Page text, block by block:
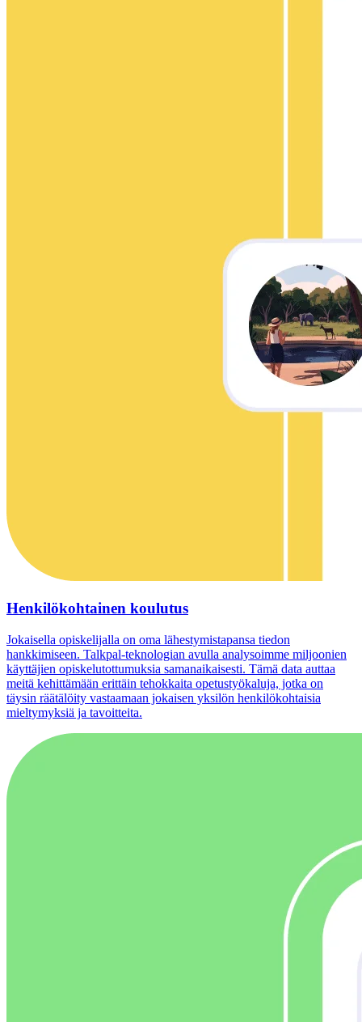
Henkilökohtainen koulutus
Jokaisella opiskelijalla on oma lähestymistapansa tiedon
hankkimiseen. Talkpal-teknologian avulla analysoimme miljoonien
käyttäjien opiskelutottumuksia samanaikaisesti. Tämä data auttaa
meitä kehittämään erittäin tehokkaita opetustyökaluja, jotka on
täysin räätälöity vastaamaan jokaisen yksilön henkilökohtaisia
mieltymyksiä ja tavoitteita.